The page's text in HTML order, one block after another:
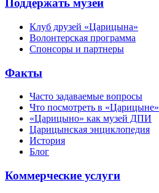
Поддержать музей
Клуб друзей «Царицына»
Волонтерская программа
Спонсоры и партнеры
Факты
Часто задаваемые вопросы
Что посмотреть в «Царицыне»
«Царицыно» как музей ДПИ
Царицынская энциклопедия
История
Блог
Коммерческие услуги